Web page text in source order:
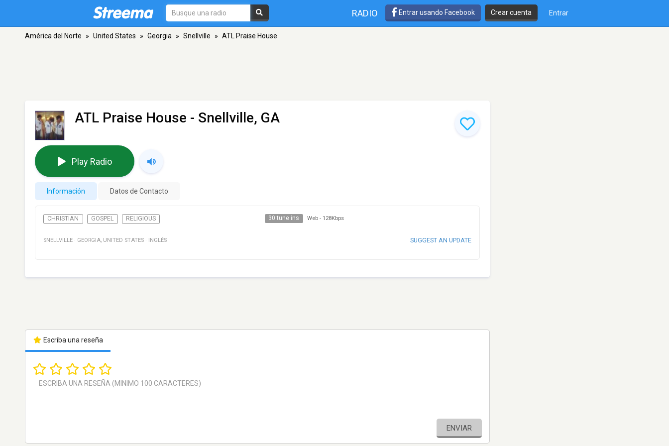
RADIO Entrar usando Facebook Crear cuenta Entrar
América del Norte » United States » Georgia » Snellville » ATL Praise House
ATL Praise House - Snellville, GA
Play Radio
Información Datos de Contacto
CHRISTIAN GOSPEL RELIGIOUS 30 tune ins Web - 128Kbps
SNELLVILLE · GEORGIA, UNITED STATES · INGLÉS SUGGEST AN UPDATE
Escriba una reseña
ENVIAR